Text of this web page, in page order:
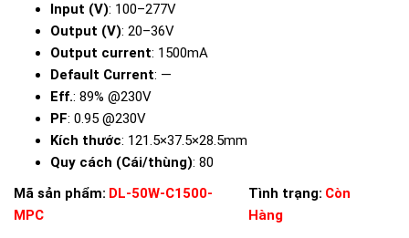
Input (V): 100–277V
Output (V): 20–36V
Output current: 1500mA
Default Current: —
Eff.: 89% @230V
PF: 0.95 @230V
Kích thước: 121.5×37.5×28.5mm
Quy cách (Cái/thùng): 80
Mã sản phẩm: DL-50W-C1500-
MPC
Tình trạng: Còn
Hàng